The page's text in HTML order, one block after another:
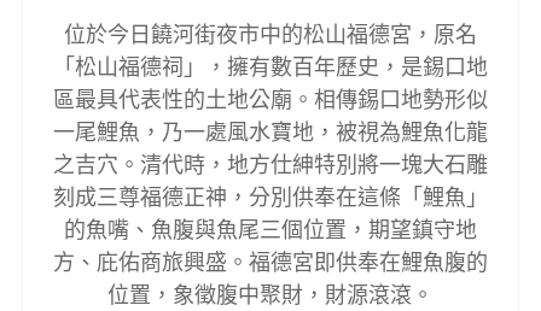
位於今日饒河街夜市中的松山福德宮，原名
「松山福德祠」，擁有數百年歷史，是錫口地
區最具代表性的土地公廟。相傳錫口地勢形似
一尾鯉魚，乃一處風水寶地，被視為鯉魚化龍
之吉穴。清代時，地方仕紳特別將一塊大石雕
刻成三尊福德正神，分別供奉在這條「鯉魚」
的魚嘴、魚腹與魚尾三個位置，期望鎮守地
方、庇佑商旅興盛。福德宮即供奉在鯉魚腹的
位置，象徵腹中聚財，財源滾滾。